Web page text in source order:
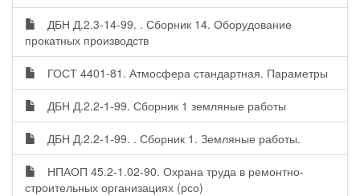
ДБН Д.2.3-14-99. . Сборник 14. Оборудование
прокатных производств
ГОСТ 4401-81. Атмосфера стандартная. Параметры
ДБН Д.2.2-1-99. Сборник 1 земляные работы
ДБН Д.2.2-1-99. . Сборник 1. Земляные работы.
НПАОП 45.2-1.02-90. Охрана труда в ремонтно-
строительных организациях (рсо)